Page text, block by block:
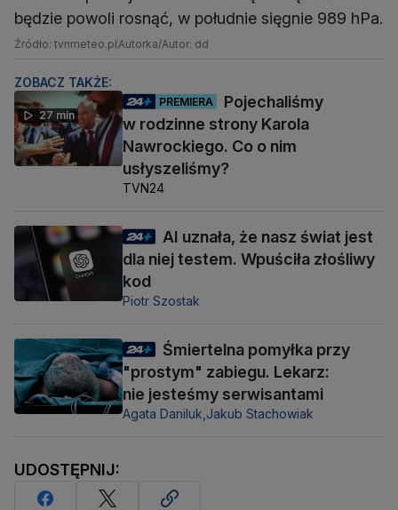
będzie powoli rosnąć, w południe sięgnie 989 hPa.
Źródło: tvnmeteo.plAutorka/Autor: dd
ZOBACZ TAKŻE:
27 min
PREMIERA
Pojechaliśmy
w rodzinne strony Karola
Nawrockiego. Co o nim
usłyszeliśmy?
TVN24
AI uznała, że nasz świat jest
dla niej testem. Wpuściła złośliwy
kod
Piotr Szostak
Śmiertelna pomyłka przy
"prostym" zabiegu. Lekarz:
nie jesteśmy serwisantami
Agata Daniluk, Jakub Stachowiak
UDOSTĘPNIJ: